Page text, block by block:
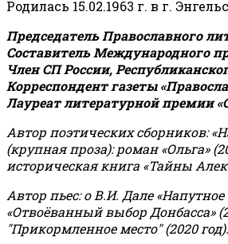
Родилась 15.02.1963 г. в г.
Председатель Православного
Составитель Международного
Член СП России,
Корреспондент газеты
Лауреат литературной премии
Автор поэтических сборников:
(крупная проза): роман «Ольга»
историческая книга «Тайны
Автор пьес: о В.И. Дале «Напутное
«Отвоёванный выбор Донбасса»
"Прикормленное место" (2020 год).